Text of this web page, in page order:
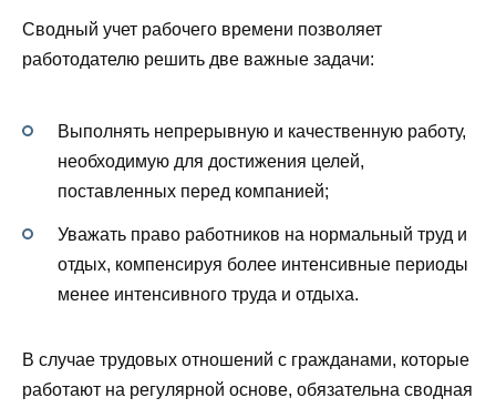
Сводный учет рабочего времени позволяет
работодателю решить две важные задачи:
Выполнять непрерывную и качественную работу,
необходимую для достижения целей,
поставленных перед компанией;
Уважать право работников на нормальный труд и
отдых, компенсируя более интенсивные периоды
менее интенсивного труда и отдыха.
В случае трудовых отношений с гражданами, которые
работают на регулярной основе, обязательна сводная